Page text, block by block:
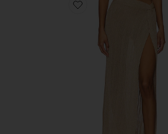
Favorite Heart Of Gold Skirt